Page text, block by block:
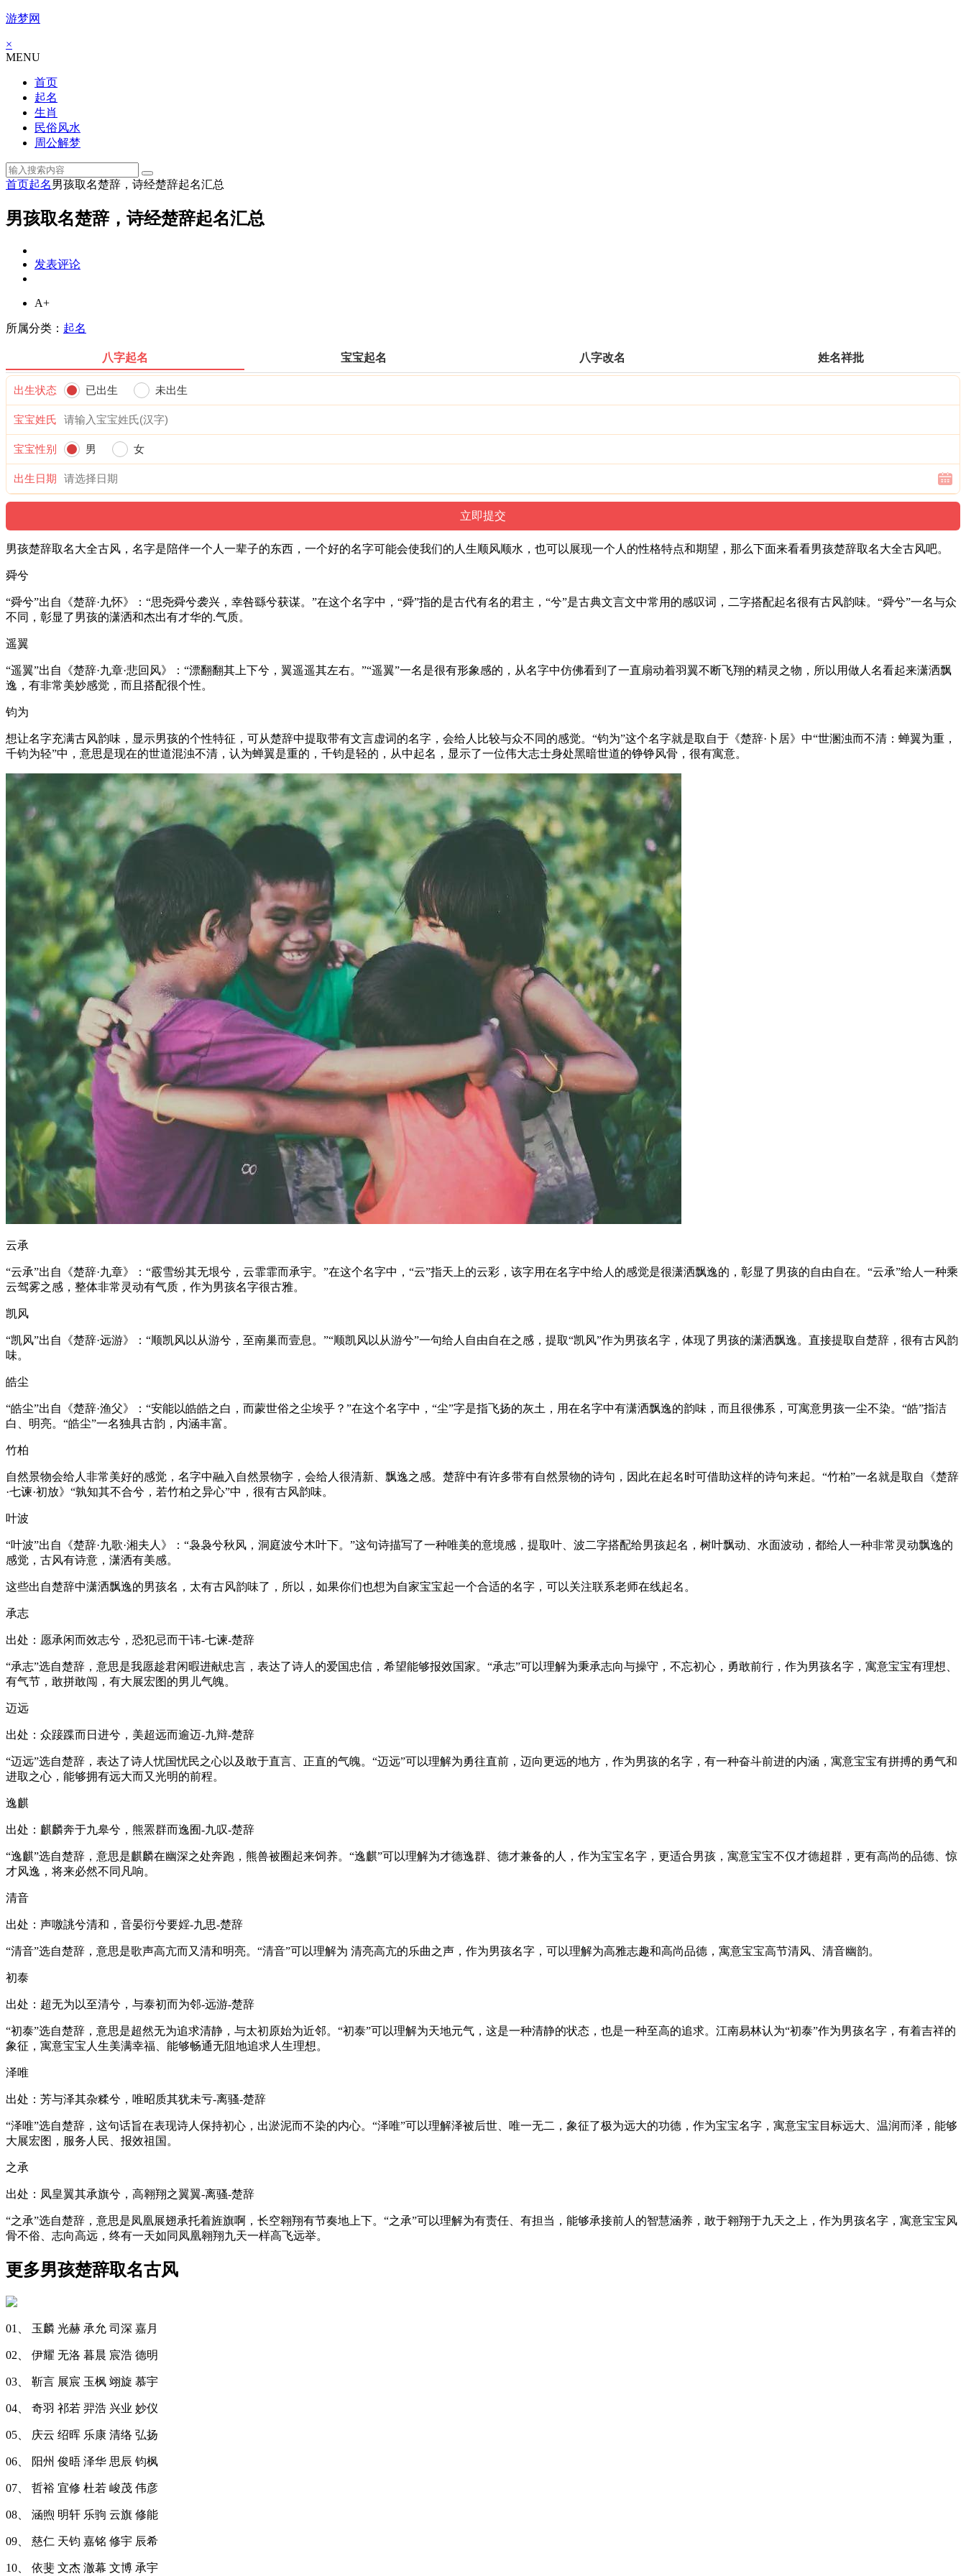
游梦网
×
MENU
首页
起名
生肖
民俗风水
周公解梦
首页起名男孩取名楚辞，诗经楚辞起名汇总
男孩取名楚辞，诗经楚辞起名汇总
发表评论
A+
所属分类： 起名
八字起名 宝宝起名 八字改名 姓名祥批
出生状态 已出生 未出生
宝宝姓氏
宝宝性别 男 女
出生日期
男孩楚辞取名大全古风，名字是陪伴一个人一辈子的东西，一个好的名字可能会使我们的人生顺风顺水，也可以展现一个人的性格特点和期望，那么下面来看看男孩楚辞取名大全古风吧。
舜兮
“舜兮”出自《楚辞·九怀》：“思尧舜兮袭兴，幸咎繇兮获谋。”在这个名字中，“舜”指的是古代有名的君主，“兮”是古典文言文中常用的感叹词，二字搭配起名很有古风韵味。“舜兮”一名与众
不同，彰显了男孩的潇洒和杰出有才华的.气质。
遥翼
“遥翼”出自《楚辞·九章·悲回风》：“漂翻翻其上下兮，翼遥遥其左右。”“遥翼”一名是很有形象感的，从名字中仿佛看到了一直扇动着羽翼不断飞翔的精灵之物，所以用做人名看起来潇洒飘
逸，有非常美妙感觉，而且搭配很个性。
钧为
想让名字充满古风韵味，显示男孩的个性特征，可从楚辞中提取带有文言虚词的名字，会给人比较与众不同的感觉。“钧为”这个名字就是取自于《楚辞·卜居》中“世溷浊而不清：蝉翼为重，
千钧为轻”中，意思是现在的世道混浊不清，认为蝉翼是重的，千钧是轻的，从中起名，显示了一位伟大志士身处黑暗世道的铮铮风骨，很有寓意。
云承
“云承”出自《楚辞·九章》：“霰雪纷其无垠兮，云霏霏而承宇。”在这个名字中，“云”指天上的云彩，该字用在名字中给人的感觉是很潇洒飘逸的，彰显了男孩的自由自在。“云承”给人一种乘
云驾雾之感，整体非常灵动有气质，作为男孩名字很古雅。
凯风
“凯风”出自《楚辞·远游》：“顺凯风以从游兮，至南巢而壹息。”“顺凯风以从游兮”一句给人自由自在之感，提取“凯风”作为男孩名字，体现了男孩的潇洒飘逸。直接提取自楚辞，很有古风韵
味。
皓尘
“皓尘”出自《楚辞·渔父》：“安能以皓皓之白，而蒙世俗之尘埃乎？”在这个名字中，“尘”字是指飞扬的灰土，用在名字中有潇洒飘逸的韵味，而且很佛系，可寓意男孩一尘不染。“皓”指洁
白、明亮。“皓尘”一名独具古韵，内涵丰富。
竹柏
自然景物会给人非常美好的感觉，名字中融入自然景物字，会给人很清新、飘逸之感。楚辞中有许多带有自然景物的诗句，因此在起名时可借助这样的诗句来起。“竹柏”一名就是取自《楚辞
·七谏·初放》“孰知其不合兮，若竹柏之异心”中，很有古风韵味。
叶波
“叶波”出自《楚辞·九歌·湘夫人》：“袅袅兮秋风，洞庭波兮木叶下。”这句诗描写了一种唯美的意境感，提取叶、波二字搭配给男孩起名，树叶飘动、水面波动，都给人一种非常灵动飘逸的
感觉，古风有诗意，潇洒有美感。
这些出自楚辞中潇洒飘逸的男孩名，太有古风韵味了，所以，如果你们也想为自家宝宝起一个合适的名字，可以关注联系老师在线起名。
承志
出处：愿承闲而效志兮，恐犯忌而干讳-七谏-楚辞
“承志”选自楚辞，意思是我愿趁君闲暇进献忠言，表达了诗人的爱国忠信，希望能够报效国家。“承志”可以理解为秉承志向与操守，不忘初心，勇敢前行，作为男孩名字，寓意宝宝有理想、
有气节，敢拼敢闯，有大展宏图的男儿气魄。
迈远
出处：众踥蹀而日进兮，美超远而逾迈-九辩-楚辞
“迈远”选自楚辞，表达了诗人忧国忧民之心以及敢于直言、正直的气魄。“迈远”可以理解为勇往直前，迈向更远的地方，作为男孩的名字，有一种奋斗前进的内涵，寓意宝宝有拼搏的勇气和
进取之心，能够拥有远大而又光明的前程。
逸麒
出处：麒麟奔于九皋兮，熊罴群而逸囿-九叹-楚辞
“逸麒”选自楚辞，意思是麒麟在幽深之处奔跑，熊兽被圈起来饲养。“逸麒”可以理解为才德逸群、德才兼备的人，作为宝宝名字，更适合男孩，寓意宝宝不仅才德超群，更有高尚的品德、惊
才风逸，将来必然不同凡响。
清音
出处：声噭誂兮清和，音晏衍兮要婬-九思-楚辞
“清音”选自楚辞，意思是歌声高亢而又清和明亮。“清音”可以理解为 清亮高亢的乐曲之声，作为男孩名字，可以理解为高雅志趣和高尚品德，寓意宝宝高节清风、清音幽韵。
初泰
出处：超无为以至清兮，与泰初而为邻-远游-楚辞
“初泰”选自楚辞，意思是超然无为追求清静，与太初原始为近邻。“初泰”可以理解为天地元气，这是一种清静的状态，也是一种至高的追求。江南易林认为“初泰”作为男孩名字，有着吉祥的
象征，寓意宝宝人生美满幸福、能够畅通无阻地追求人生理想。
泽唯
出处：芳与泽其杂糅兮，唯昭质其犹未亏-离骚-楚辞
“泽唯”选自楚辞，这句话旨在表现诗人保持初心，出淤泥而不染的内心。“泽唯”可以理解泽被后世、唯一无二，象征了极为远大的功德，作为宝宝名字，寓意宝宝目标远大、温润而泽，能够
大展宏图，服务人民、报效祖国。
之承
出处：凤皇翼其承旗兮，高翱翔之翼翼-离骚-楚辞
“之承”选自楚辞，意思是凤凰展翅承托着旌旗啊，长空翱翔有节奏地上下。“之承”可以理解为有责任、有担当，能够承接前人的智慧涵养，敢于翱翔于九天之上，作为男孩名字，寓意宝宝风
骨不俗、志向高远，终有一天如同凤凰翱翔九天一样高飞远举。
更多男孩楚辞取名古风
01、 玉麟 光赫 承允 司深 嘉月
02、 伊耀 无洛 暮晨 宸浩 德明
03、 靳言 展宸 玉枫 翊旋 慕宇
04、 奇羽 祁若 羿浩 兴业 妙仪
05、 庆云 绍晖 乐康 清络 弘扬
06、 阳州 俊晤 泽华 思辰 钧枫
07、 哲裕 宜修 杜若 峻茂 伟彦
08、 涵煦 明轩 乐驹 云旗 修能
09、 慈仁 天钧 嘉铭 修宇 辰希
10、 依斐 文杰 澈幕 文博 承宇